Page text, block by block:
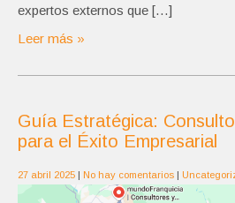
expertos externos que […]
Leer más »
Guía Estratégica:
para el Éxito Empresarial
27 abril 2025 No hay comentarios